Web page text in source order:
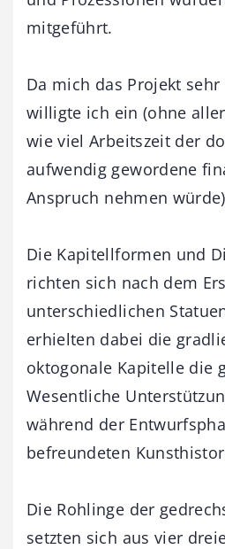
mitgeführt.
Da mich das Projekt
willigte ich ein (ohne
wie viel Arbeitszeit der
aufwendig gewordene
Anspruch nehmen
Die Kapitellformen und
richten sich nach dem
unterschiedlichen
erhielten dabei die
oktogonale Kapitelle die
Wesentliche
während der
befreundeten
Die Rohlinge der
setzten sich aus vier